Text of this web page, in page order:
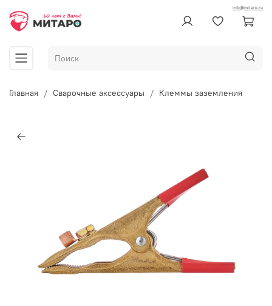
info@mitaro.ru
Главная Сварочные аксессуары Клеммы заземления